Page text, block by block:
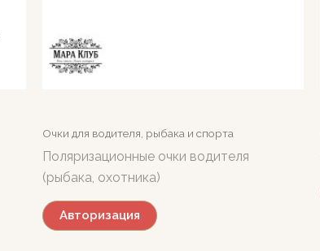
Очки для водителя, рыбака и спорта
Поляризационные очки водителя
(рыбака, охотника)
Авторизация